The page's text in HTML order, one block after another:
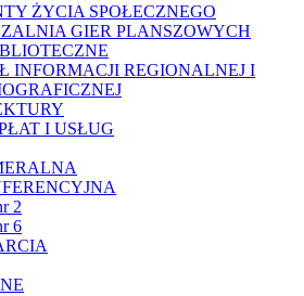
ŻYCIA SPOŁECZNEGO
GIER PLANSZOWYCH
INFORMACJI REGIONALNEJ I
I USŁUG
2
6